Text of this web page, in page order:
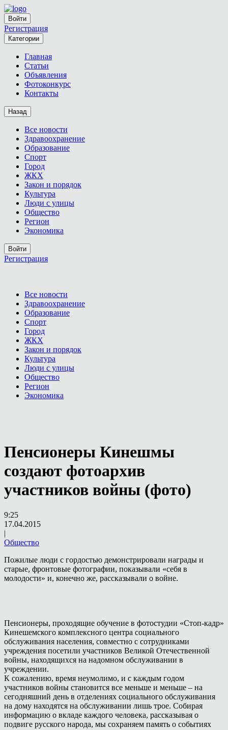
Войти
Регистрация
Категории
Главная
Статьи
Объявления
Фотоконкурс
Контакты
Назад
Все новости
Здравоохранение
Образование
Спорт
Город
ЖКХ
Закон и порядок
Культура
Люди с улицы
Общество
Регион
Экономика
Войти
Регистрация
Все новости
Здравоохранение
Образование
Спорт
Город
ЖКХ
Закон и порядок
Культура
Люди с улицы
Общество
Регион
Экономика
Пенсионеры Кинешмы
создают фотоархив
участников войны (фото)
9:25
17.04.2015
|
Общество
Пожилые люди с гордостью демонстрировали награды и
старые, фронтовые фотографии, показывали «себя в
молодости» и, конечно же, рассказывали о войне.
Пенсионеры, проходящие обучение в фотостудии «Стоп-кадр»
Кинешемского комплексного центра социального
обслуживания населения, совместно с сотрудниками
учреждения посетили участников Великой Отечественной
войны, находящихся на надомном обслуживании в
учреждении.
К сожалению, время неумолимо, и с каждым годом
участников войны становится все меньше и меньше – на
сегодняшний день в отделениях социального обслуживания
на дому находятся на обслуживании лишь трое. Собирая
информацию о вкладе каждого человека, рассказывая о
подвиге русского народа, мы сохраняем память о событиях